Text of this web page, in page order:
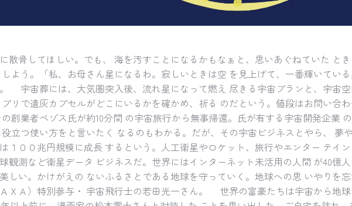
散骨してほしい。でも、 海を汚すことになるかもなぁと、思いあぐねていた
よう。「私、お母さん星になるわ。寂しいときは空 を見上げて、一番輝いてい
宇宙葬には、大気圏突入後、流れ星になって燃え 尽きる宇宙プランと、宇宙
リで遺灰カプセルがどこにいるかを確かめ、祈る のだという。値段はお問い合
業者ベゾス氏が約10分間 の宇宙旅行から無事帰還。氏が有する宇宙開発企業
立つ使い方をと言いたく なるのもわかる。だが、その宇宙ビジネスとやら、 夢
１００兆円規模に成長 するという。人工衛星やロケット、旅行やエンター テイ
観測など衛星データ ビジネスだ。世界にはインターネット未活用の人間 が40
しい。かけがえの ないふるさとである地球を守っていく。地球への思 いやりを
ＸＡ）特別参与・ 宇宙飛行士の若田光一さん。 世界の富豪たちは宇宙から地